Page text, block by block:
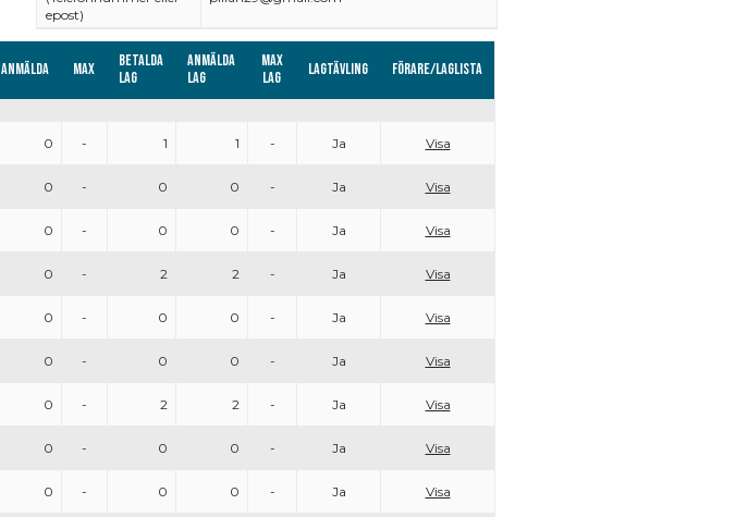
epost)
Anmälda Max
Betalda
lag
Anmälda
lag
Max
lag
Lagtävling Förare/Laglista
0 - 1 1 - Ja Visa
0 - 0 0 - Ja Visa
0 - 0 0 - Ja Visa
0 - 2 2 - Ja Visa
0 - 0 0 - Ja Visa
0 - 0 0 - Ja Visa
0 - 2 2 - Ja Visa
0 - 0 0 - Ja Visa
0 - 0 0 - Ja Visa